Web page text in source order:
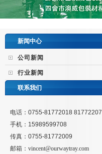
新闻中心
公司新闻
行业新闻
联系我们
电话：0755-81772018 81772207
手机：15989599708
传真：0755-81772009
邮箱： vincent@ourwaytray.com